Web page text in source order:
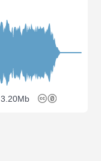
3.20Mb